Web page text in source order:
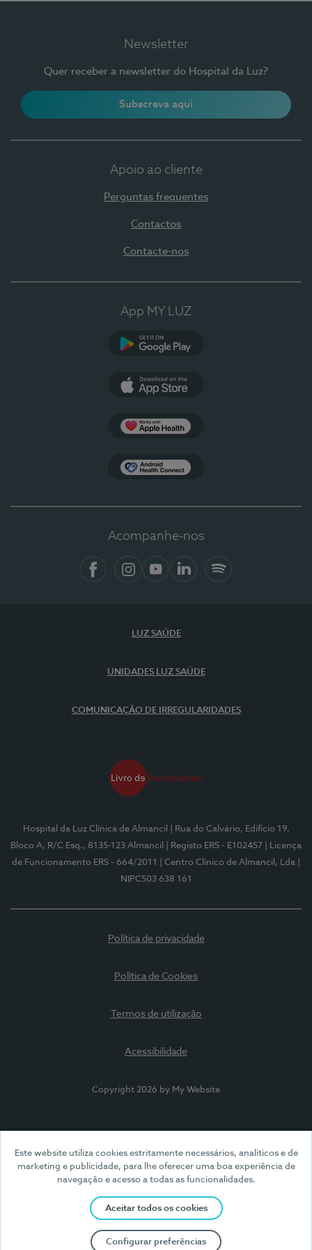
Este website utiliza cookies estritamente necessários, analíticos e de
marketing e publicidade, para lhe oferecer uma boa experiência de
navegação e acesso a todas as funcionalidades.
Aceitar todos os cookies
Configurar preferências
Newsletter
Quer receber a newsletter do Hospital da Luz?
Subscreva aqui
Apoio ao cliente
Perguntas frequentes
Contactos
Contacte-nos
App MY LUZ
Acompanhe-nos
LUZ SAÚDE
UNIDADES LUZ SAÚDE
COMUNICAÇÃO DE IRREGULARIDADES
Hospital da Luz Clínica de Almancil
| Rua do Calvário, Edifício 19,
Bloco A, R/C Esq., 8135-123 Almancil
| Registo ERS - E102457
| Licença
de Funcionamento ERS - 664/2011
| Centro Clínico de Almancil, Lda
NIPC503 638 161
Política de privacidade
Política de Cookies
Termos de utilização
Acessibilidade
Copyright 2026 by My Website